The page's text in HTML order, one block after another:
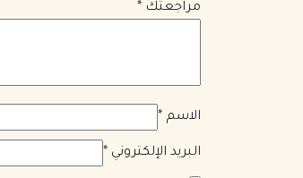
مراجعتك *
الاسم *
البريد الإلكتروني *